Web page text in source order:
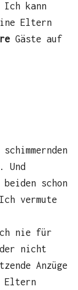
kann
Eltern
Gäste auf
Und
schon
vermute
nie für
nicht
Anzüge
Eltern